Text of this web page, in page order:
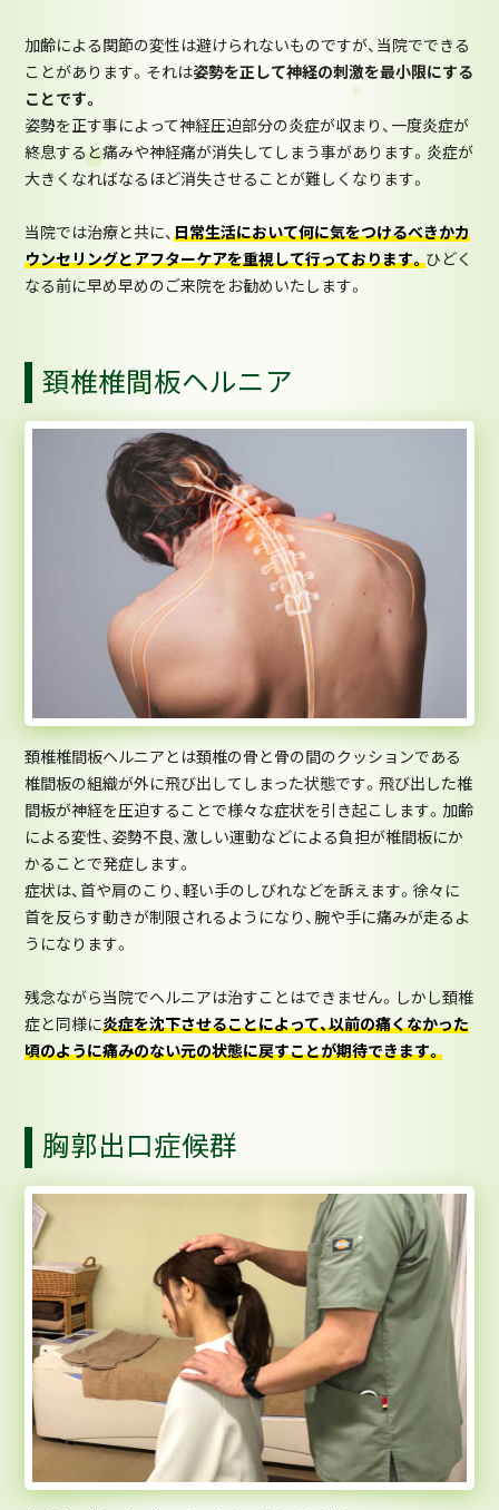
加齢による関節の変性は避けられないものですが、当院でできる
ことがあります。それは姿勢を正して神経の刺激を最小限にする
ことです。
姿勢を正す事によって神経圧迫部分の炎症が収まり、一度炎症が
終息すると痛みや神経痛が消失してしまう事があります。炎症が
大きくなればなるほど消失させることが難しくなります。
当院では治療と共に、日常生活において何に気をつけるべきかカ
ウンセリングとアフターケアを重視して行っております。ひどく
なる前に早め早めのご来院をお勧めいたします。
頚椎椎間板ヘルニア
頚椎椎間板ヘルニアとは頚椎の骨と骨の間のクッションである
椎間板の組織が外に飛び出してしまった状態です。飛び出した椎
間板が神経を圧迫することで様々な症状を引き起こします。加齢
による変性、姿勢不良、激しい運動などによる負担が椎間板にか
かることで発症します。
症状は、首や肩のこり、軽い手のしびれなどを訴えます。徐々に
首を反らす動きが制限されるようになり、腕や手に痛みが走るよ
うになります。
残念ながら当院でヘルニアは治すことはできません。しかし頚椎
症と同様に炎症を沈下させることによって、以前の痛くなかった
頃のように痛みのない元の状態に戻すことが期待できます。
胸郭出口症候群